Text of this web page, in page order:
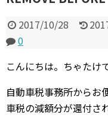
2017/10/28
0
こんにちは。ちゃたけで
自動車税事務所からお
車税の減額分が還付さ